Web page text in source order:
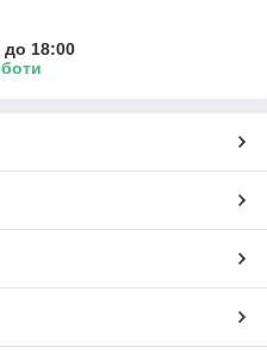
до 18:00